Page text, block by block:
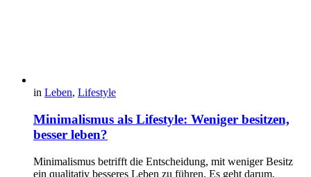
in Leben, Lifestyle
Minimalismus als Lifestyle: Weniger besitzen,
besser leben?
Minimalismus betrifft die Entscheidung, mit weniger Besitz
ein qualitativ besseres Leben zu führen. Es geht darum,